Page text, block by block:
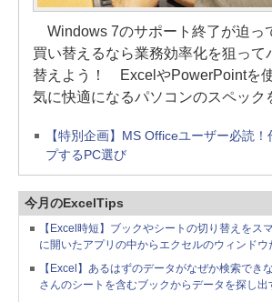
Windows 7のサポート終了が迫っ
買い替えるなら業務効率化を狙って
替えよう！ ExcelやPowerPointを
気に快適になるパソコンのスペック
【特別企画】MS Officeユーザー必読
プするPC選び
今月のExcelTips
【Excel時短】ブックやシートの切り替えをス
に開いたアプリの中からエクセルのウィンドウ
【Excel】あるはずのデータがなぜか検索でき
さんのシートを含むブックからデータを探し出